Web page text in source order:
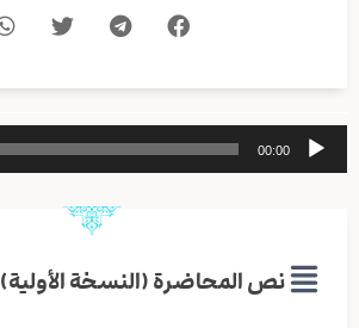
مشغل
الصوت
00:00
نص المحاضرة (النسخة الأولية)